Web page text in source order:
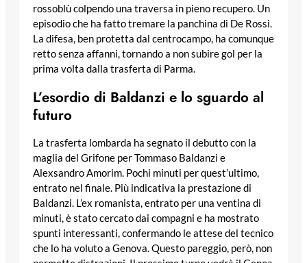
rossoblù colpendo una traversa in pieno recupero. Un
episodio che ha fatto tremare la panchina di De Rossi.
La difesa, ben protetta dal centrocampo, ha comunque
retto senza affanni, tornando a non subire gol per la
prima volta dalla trasferta di Parma.
L’esordio di Baldanzi e lo sguardo al
futuro
La trasferta lombarda ha segnato il debutto con la
maglia del Grifone per Tommaso Baldanzi e
Alexsandro Amorim. Pochi minuti per quest’ultimo,
entrato nel finale. Più indicativa la prestazione di
Baldanzi. L’ex romanista, entrato per una ventina di
minuti, è stato cercato dai compagni e ha mostrato
spunti interessanti, confermando le attese del tecnico
che lo ha voluto a Genova. Questo pareggio, però, non